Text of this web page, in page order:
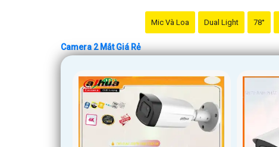
Mic Và Loa Dual Light 78°
Camera 2 Mắt Giá Rẻ